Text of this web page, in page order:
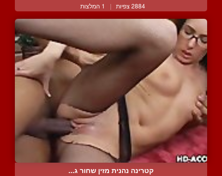
2884 צפיות | 1 המלצות
קטרינה נהנית מזין שחור ג...